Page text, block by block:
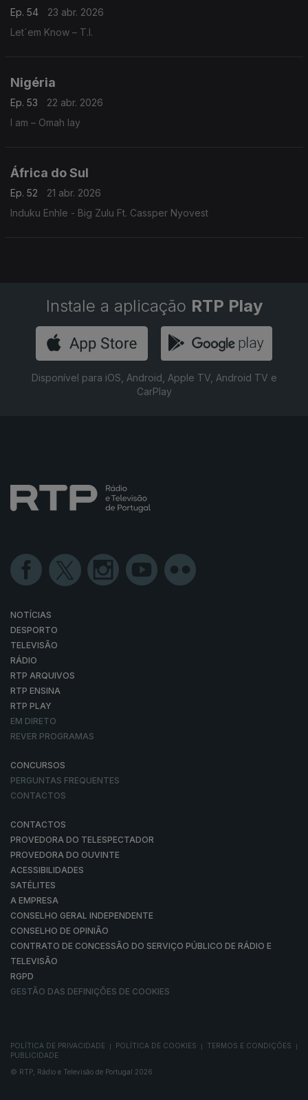
Ep. 54
23 abr. 2026
Let´em Know – T.I.
Nigéria
Ep. 53
22 abr. 2026
I am – Omah lay
África do Sul
Ep. 52
21 abr. 2026
Induku Enhle - Big Zulu Ft. Cassper Nyovest
Instale a aplicação RTP Play
Disponível para iOS, Android, Apple TV, Android TV e
CarPlay
NOTÍCIAS
DESPORTO
TELEVISÃO
RÁDIO
RTP ARQUIVOS
RTP ENSINA
RTP PLAY
EM DIRETO
REVER PROGRAMAS
CONCURSOS
PERGUNTAS FREQUENTES
CONTACTOS
CONTACTOS
PROVEDORA DO TELESPECTADOR
PROVEDORA DO OUVINTE
ACESSIBILIDADES
SATÉLITES
A EMPRESA
CONSELHO GERAL INDEPENDENTE
CONSELHO DE OPINIÃO
CONTRATO DE CONCESSÃO DO SERVIÇO PÚBLICO DE RÁDIO E
TELEVISÃO
RGPD
GESTÃO DAS DEFINIÇÕES DE COOKIES
POLÍTICA DE PRIVACIDADE POLÍTICA DE COOKIES TERMOS E CONDIÇÕES
PUBLICIDADE
© RTP, Rádio e Televisão de Portugal 2026